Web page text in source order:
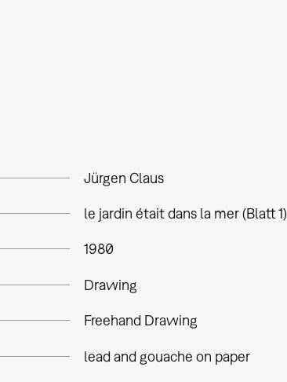
Jürgen Claus
le jardin était dans la mer (Blatt 1)
1980
Drawing
Freehand Drawing
lead and gouache on paper